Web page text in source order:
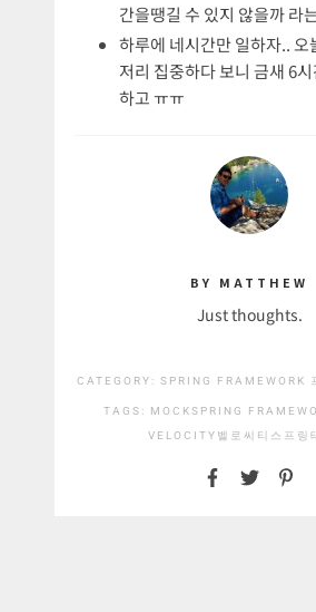
간을땡길 수 있지 않을까 라
하루에 네시간만 일하자.. 오
저리 집중하다 보니 금새 6
하고 ㅠㅠ
BY MATTHEW
Just thoughts.
CATEGORY: SPRING FRAMEWORK
TAGS: MOCKSPRING
VELOCITY 벨로씨티 스프링